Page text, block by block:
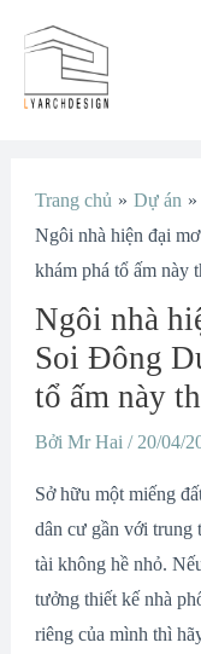
Trang chủ
Dự án
Ngôi nhà hiện đại
khám phá tổ ấm này
Ngôi nhà
Soi Đông
tổ ấm này
Bởi Mr Hai /20/04/
Sở hữu một miếng
dân cư gần với trung
tài không hề nhỏ.
tưởng thiết kế nhà
riêng của mình thì
hướng
viết